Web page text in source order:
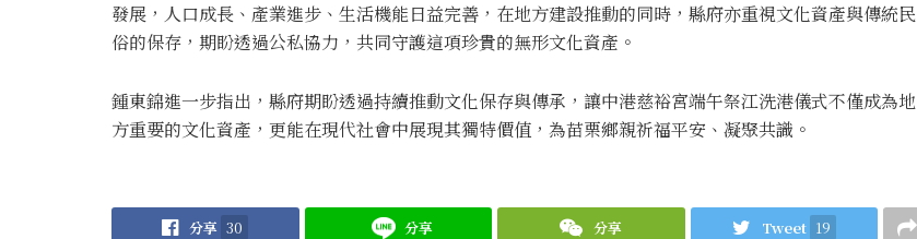
發展，人口成長、產業進步、生活機能日益完善，在地方建設推動的同時，縣府亦重視文化資產與傳統民
俗的保存，期盼透過公私協力，共同守護這項珍貴的無形文化資產。
鍾東錦進一步指出，縣府期盼透過持續推動文化保存與傳承，讓中港慈裕宮端午祭江洗港儀式不僅成為地
方重要的文化資產，更能在現代社會中展現其獨特價值，為苗栗鄉親祈福平安、凝聚共識。
分享 30 分享 分享 Tweet 19